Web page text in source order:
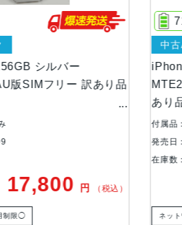
シルバー
SIMフリー 訳あり品
17,800円 （税込）
◯
あり品
71%
中古A
付属品：
発売日：
在庫数：1
ネットワ